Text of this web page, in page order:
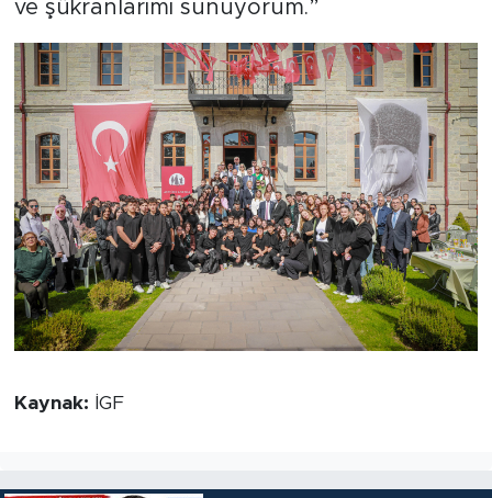
ve şükranlarımı sunuyorum.”
Kaynak: İGF